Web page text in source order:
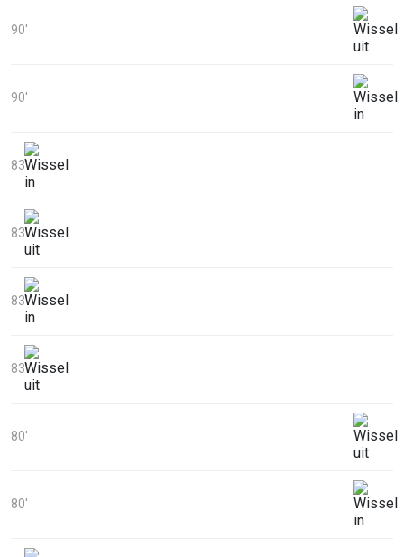
90'
90'
83'
83'
83'
83'
80'
80'